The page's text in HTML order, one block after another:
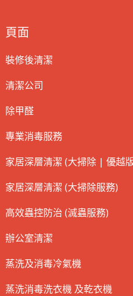
頁面
裝修後清潔
清潔公司
除甲醛
專業消毒服務
家居深層清潔 (大掃除 | 優越
家居深層清潔 (大掃除服務)
高效蟲控防治 (滅蟲服務)
辦公室清潔
蒸洗及消毒冷氣機
蒸洗消毒洗衣機 及乾衣機